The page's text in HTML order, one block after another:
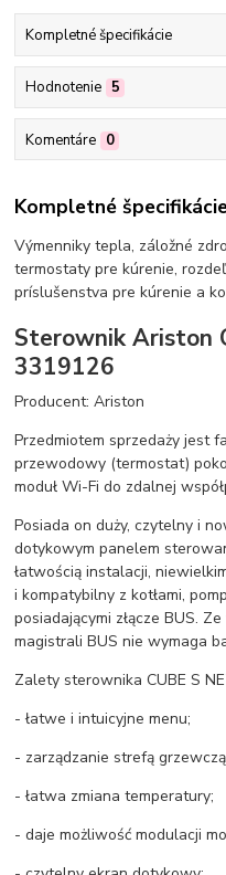
Kompletné špecifikácie
Hodnotenie 5
Komentáre 0
Kompletné
Výmenniky tepla, záložné
termostaty pre kúrenie,
príslušenstva pre kúrenie a
Sterownik Ariston
3319126
Producent: Ariston
Przedmiotem sprzedaży jest
przewodowy (termostat)
moduł Wi-Fi do zdalnej
Posiada on duży, czytelny i
dotykowym panelem
łatwością instalacji,
i kompatybilny z kotłami,
posiadającymi złącze BUS.
magistrali BUS nie wymaga
Zalety sterownika CUBE S
- łatwe i intuicyjne menu;
- zarządzanie strefą
- łatwa zmiana temperatury;
- daje możliwość modulacji